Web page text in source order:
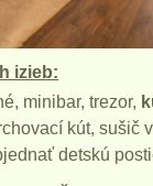
izieb:
minibar, trezor,
kút, sušič
detskú